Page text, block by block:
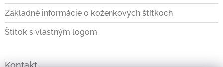
Základné informácie o koženkových štítkoch
Štítok s vlastným logom